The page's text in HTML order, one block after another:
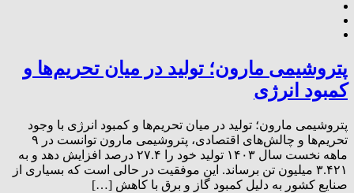
پتروشیمی مارون؛ تولید در میان تحریم‌ها و
کمبود انرژی
پتروشیمی مارون؛ تولید در میان تحریم‌ها و کمبود انرژی با وجود
تحریم‌ها و چالش‌های اقتصادی، پتروشیمی مارون توانست در ۹
ماهه نخست سال ۱۴۰۳ تولید خود را ۲۷.۴ درصد افزایش دهد و به
۳.۴۲۱ میلیون تن برساند. این موفقیت در حالی است که بسیاری از
صنایع کشور به دلیل کمبود گاز و برق با کاهش […]